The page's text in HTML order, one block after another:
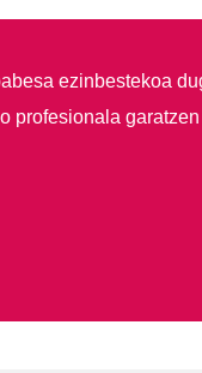
ezinbestekoa
profesionala garatzen